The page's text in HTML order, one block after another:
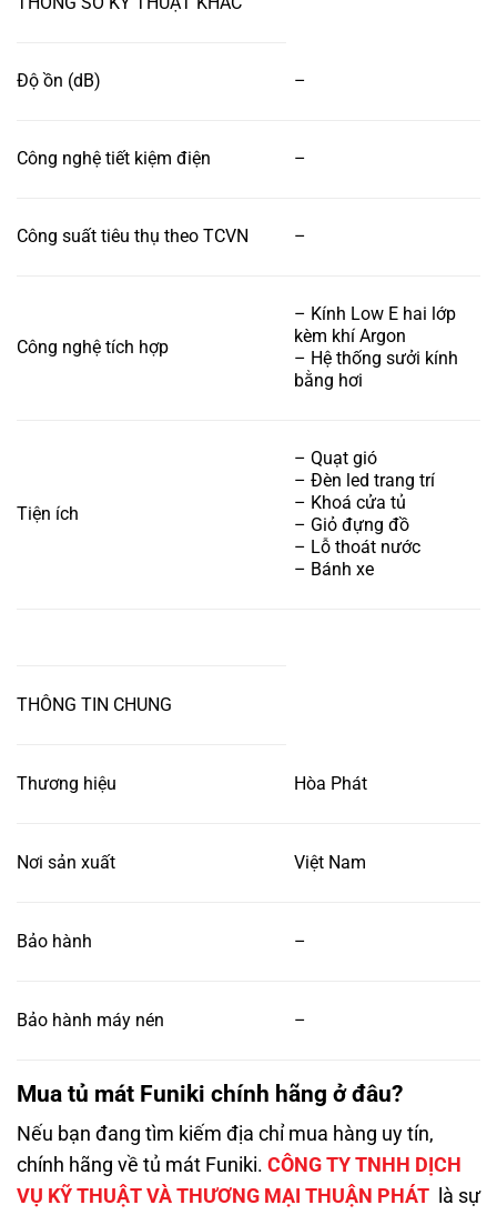
Độ ồn (dB) –
Công nghệ tiết kiệm điện –
Công suất tiêu thụ theo TCVN –
Công nghệ tích hợp
– Kính Low E hai lớp
kèm khí Argon
– Hệ thống sưởi kính
bằng hơi
Tiện ích
– Quạt gió
– Đèn led trang trí
– Khoá cửa tủ
– Giỏ đựng đồ
– Lỗ thoát nước
– Bánh xe
THÔNG TIN CHUNG
Thương hiệu Hòa Phát
Nơi sản xuất Việt Nam
Bảo hành –
Bảo hành máy nén –
Mua tủ mát Funiki chính hãng ở đâu?
Nếu bạn đang tìm kiếm địa chỉ mua hàng uy tín,
chính hãng về tủ mát Funiki. CÔNG TY TNHH DỊCH
VỤ KỸ THUẬT VÀ THƯƠNG MẠI THUẬN PHÁT
là sự